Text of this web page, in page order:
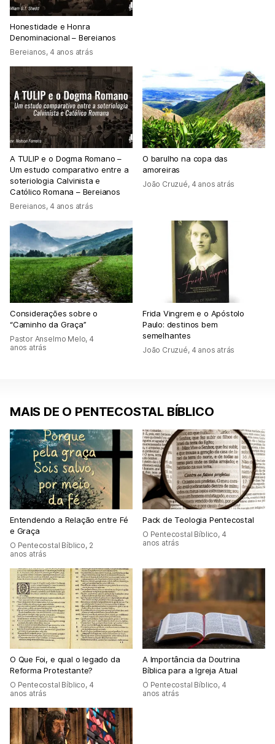
Honestidade e Honra
Denominacional – Bereianos
Bereianos, 4 anos atrás
A TULIP e o Dogma Romano –
Um estudo comparativo entre a
soteriologia Calvinista e
Católico Romana – Bereianos
Bereianos, 4 anos atrás
O barulho na copa das
amoreiras
João Cruzué, 4 anos atrás
Considerações sobre o
“Caminho da Graça”
Pastor Anselmo Melo, 4
anos atrás
Frida Vingrem e o Apóstolo
Paulo: destinos bem
semelhantes
João Cruzué, 4 anos atrás
MAIS DE O PENTECOSTAL BÍBLICO
Entendendo a Relação entre Fé
e Graça
O Pentecostal Bíblico, 2
anos atrás
Pack de Teologia Pentecostal
O Pentecostal Bíblico, 4
anos atrás
O Que Foi, e qual o legado da
Reforma Protestante?
O Pentecostal Bíblico, 4
anos atrás
A Importância da Doutrina
Bíblica para a Igreja Atual
O Pentecostal Bíblico, 4
anos atrás